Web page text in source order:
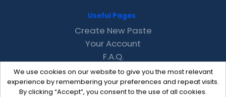
We use cookies on our website to give you the most relevant
experience by remembering your preferences and repeat visits.
By clicking “Accept”, you consent to the use of all cookies.
Useful Pages
Create New Paste
Your Account
F.A.Q.
Recent
Contact